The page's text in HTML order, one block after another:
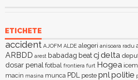
ETICHETE
accident AJOFM ALDE alegeri anisoara radu
ARBDD arest babadag beatcj delta
dosar penal fotbal frontiera furt Hogea icem
macin masina munca PDL peste pnl politie